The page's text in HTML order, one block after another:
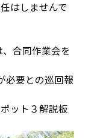
はしませんで
、合同作業会を
必要との巡回報
説板